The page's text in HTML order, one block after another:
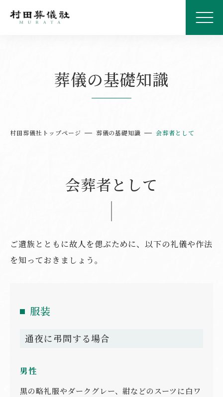
葬儀の基礎知識
村田葬儀社トップページ 葬儀の基礎知識 会葬者として
会葬者として
ご遺族とともに故人を偲ぶために、以下の礼儀や作法
を知っておきましょう。
服装
通夜に弔問する場合
男性
黒の略礼服やダークグレー、紺などのスーツに白ワ